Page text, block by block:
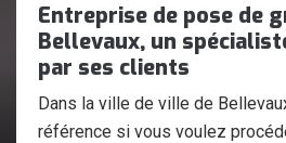
Entreprise de pose de
Bellevaux, un
par ses clients
Dans la ville de ville de
référence si vous voulez